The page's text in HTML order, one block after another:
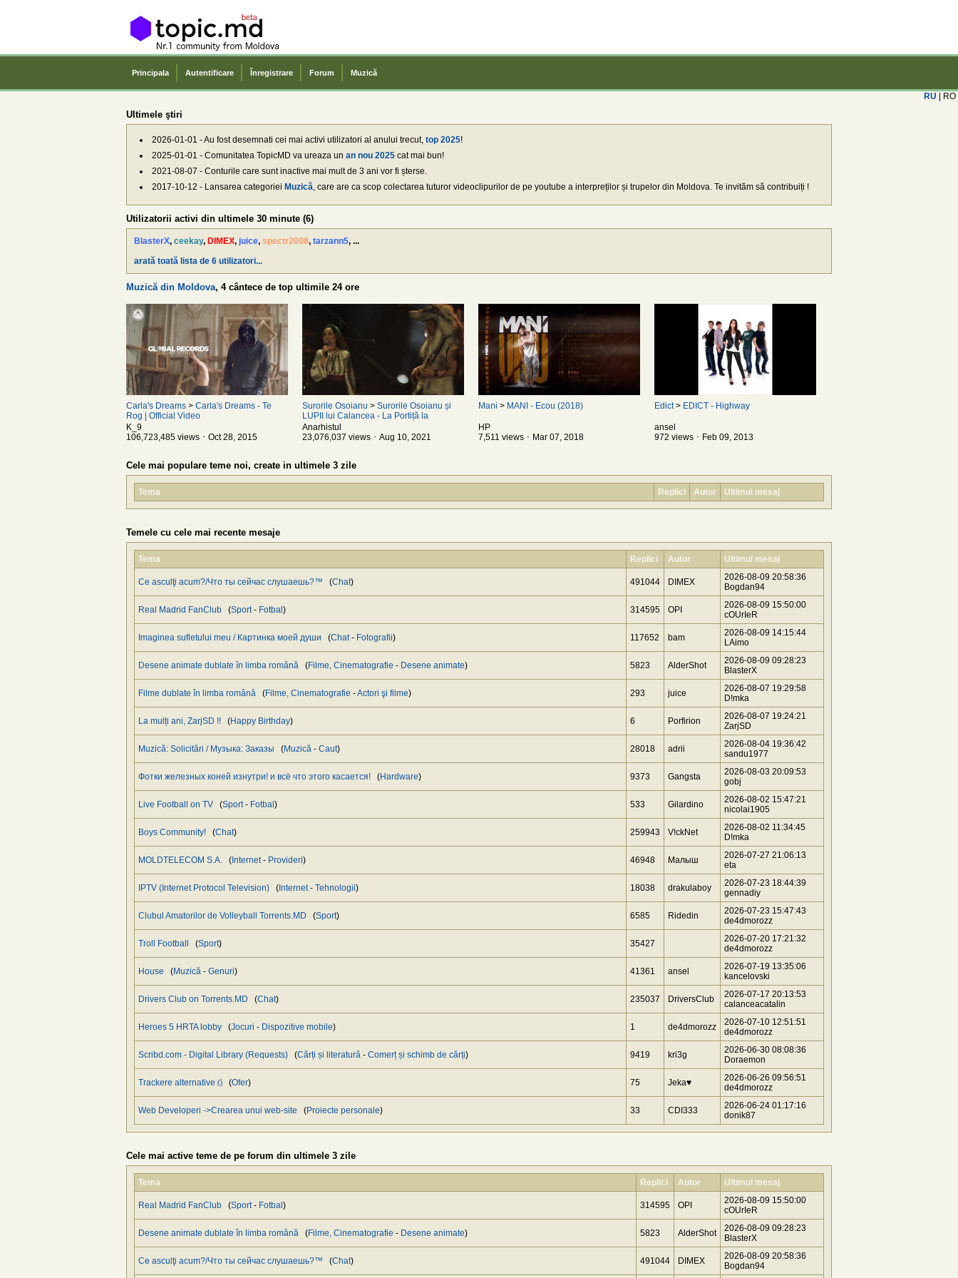
Principala Autentificare Înregistrare Forum Muzică
RU | RO
Ultimele ştiri
2026-01-01 - Au fost desemnati cei mai activi utilizatori al anului trecut, top 2025!
2025-01-01 - Comunitatea TopicMD va ureaza un an nou 2025 cat mai bun!
2021-08-07 - Conturile care sunt inactive mai mult de 3 ani vor fi șterse.
2017-10-12 - Lansarea categoriei Muzică, care are ca scop colectarea tuturor videoclipurilor de pe youtube a interpreților și trupelor din Moldova. Te invităm să contribuiți !
Utilizatorii activi din ultimele 30 minute (6)
BlasterX, ceekay, DIMEX, juice, spectr2008, tarzann5, ...
arată toată lista de 6 utilizatori...
Muzică din Moldova, 4 cântece de top ultimile 24 ore
Carla's Dreams > Carla's Dreams - Te
Rog | Official Video
K_9
106,723,485 views ･ Oct 28, 2015
Surorile Osoianu > Surorile Osoianu și
LUPII lui Calancea - La Portiță la
Gheorghița/Iubește, Gheorghe, iubește
Anarhistul
23,076,037 views ･ Aug 10, 2021
Mani > MANI - Ecou (2018)
HP
7,511 views ･ Mar 07, 2018
Edict> EDICT - Highway
ansel
972 views ･ Feb 09, 2013
Cele mai populare teme noi, create in ultimele 3 zile
Tema Replici Autor Ultimul mesaj
Temele cu cele mai recente mesaje
Tema Replici Autor Ultimul mesaj
Ce asculţi acum?/Что ты сейчас слушаешь?™ (Chat) 491044 DIMEX
2026-08-09 20:58:36
Bogdan94
Real Madrid FanClub (Sport- Fotbal ) 314595 OPI
2026-08-09 15:50:00
cOUrIeR
Imaginea sufletului meu / Картинка моей души (Chat- Fotografii) 117652 bam
2026-08-09 14:15:44
LAimo
Desene animate dublate în limba română (Filme, Cinematografie - Desene animate) 5823 AlderShot
2026-08-09 09:28:23
BlasterX
Filme dublate în limba română (Filme, Cinematografie -Actori şi filme) 293 juice
2026-08-07 19:29:58
D!mka
La mulți ani, ZarjSD !! (Happy Birthday) 6 Porfirion
2026-08-07 19:24:21
ZarjSD
Muzică: Solicitări / Музыка: Заказы (Muzică - Caut) 28018 adrii
2026-08-04 19:36:42
sandu1977
Фотки железных коней изнутри! и всё что этого касается! (Hardware) 9373 Gangsta
2026-08-03 20:09:53
gobj
Live Football on TV (Sport- Fotbal ) 533 Gilardino
2026-08-02 15:47:21
nicolai1905
Boys Community! (Chat) 259943 V!ckNet
2026-08-02 11:34:45
D!mka
MOLDTELECOM S.A. ( Internet- Provideri) 46948 Малыш
2026-07-27 21:06:13
eta
IPTV (Internet Protocol Television) ( Internet- Tehnologii) 18038 drakulaboy
2026-07-23 18:44:39
gennadiy
Clubul Amatorilor de Volleyball Torrents.MD (Sport) 6585 Ridedin
2026-07-23 15:47:43
de4dmorozz
Troll Football (Sport) 35427
2026-07-20 17:21:32
de4dmorozz
House (Muzică - Genuri) 41361 ansel
2026-07-19 13:35:06
kancelovski
Drivers Club on Torrents.MD (Chat) 235037 DriversClub
2026-07-17 20:13:53
calanceacatalin
Heroes 5 HRTA lobby (Jocuri - Dispozitive mobile) 1 de4dmorozz
2026-07-10 12:51:51
de4dmorozz
Scribd.com - Digital Library (Requests) (Cărți și literatură - Сomerț și schimb de cărți) 9419 kri3g
2026-06-30 08:08:36
Doraemon
Trackere alternative ⎙(Ofer) 75 Jeka♥
2026-06-26 09:56:51
de4dmorozz
Web Developeri ->Crearea unui web-site (Proiecte personale) 33 CDI333
2026-06-24 01:17:16
donik87
Cele mai active teme de pe forum din ultimele 3 zile
Tema Replici Autor Ultimul mesaj
Real Madrid FanClub (Sport- Fotbal ) 314595 OPI
2026-08-09 15:50:00
cOUrIeR
Desene animate dublate în limba română (Filme, Cinematografie - Desene animate) 5823 AlderShot
2026-08-09 09:28:23
BlasterX
Ce asculţi acum?/Что ты сейчас слушаешь?™ (Chat) 491044 DIMEX
2026-08-09 20:58:36
Bogdan94